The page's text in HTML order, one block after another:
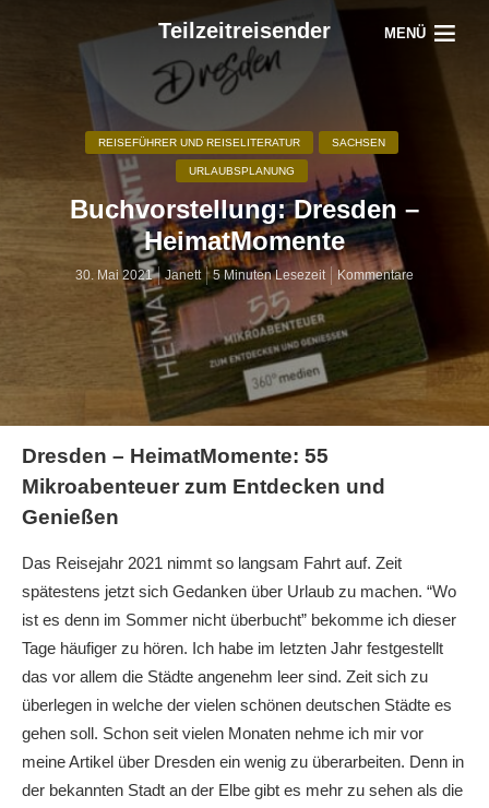
Teilzeitreisender MENÜ
REISEFÜHRER UND REISELITERATUR SACHSEN
URLAUBSPLANUNG
Buchvorstellung: Dresden –
HeimatMomente
30. Mai 2021 Janett 5 Minuten Lesezeit Kommentare
Dresden – HeimatMomente: 55
Mikroabenteuer zum Entdecken und
Genießen
Das Reisejahr 2021 nimmt so langsam Fahrt auf. Zeit
spätestens jetzt sich Gedanken über Urlaub zu machen. “Wo
ist es denn im Sommer nicht überbucht” bekomme ich dieser
Tage häufiger zu hören. Ich habe im letzten Jahr festgestellt
das vor allem die Städte angenehm leer sind. Zeit sich zu
überlegen in welche der vielen schönen deutschen Städte es
gehen soll. Schon seit vielen Monaten nehme ich mir vor
meine Artikel über Dresden ein wenig zu überarbeiten. Denn in
der bekannten Stadt an der Elbe gibt es mehr zu sehen als die